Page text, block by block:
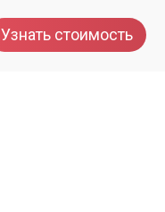
Узнать стоимость